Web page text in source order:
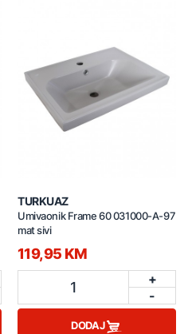
TURKUAZ
Umivaonik Frame 60 031000-A-97
mat sivi
119,95 KM
1
+
-
DODAJ